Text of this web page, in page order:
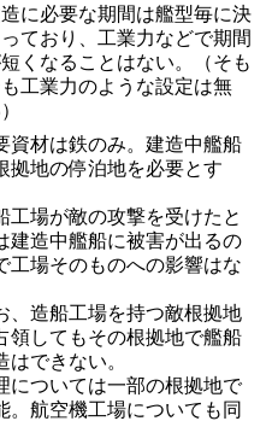
に必要な期間は艦型毎に決
っており、工業力などで期間
くなることはない。（そも
工業力のような設定は無
資材は鉄のみ。建造中艦船
拠地の停泊地を必要とす
工場が敵の攻撃を受けたと
建造中艦船に被害が出るの
工場そのものへの影響はな
、造船工場を持つ敵根拠地
領してもその根拠地で艦船
はできない。
については一部の根拠地で
。航空機工場についても同